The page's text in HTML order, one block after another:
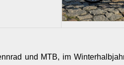
und MTB, im